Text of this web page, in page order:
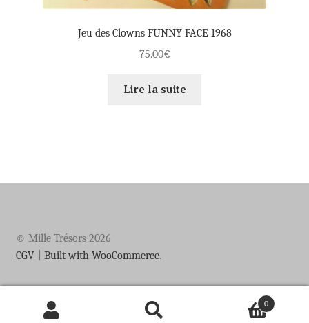
Jeu des Clowns FUNNY FACE 1968
75.00€
Lire la suite
© Mille Trésors 2026
CGV
Built with WooCommerce.
Recherche
Recherche
0